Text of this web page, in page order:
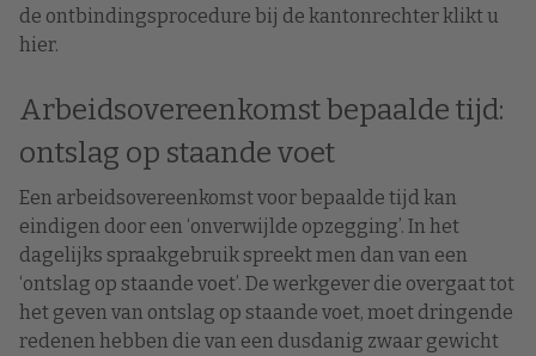
de ontbindingsprocedure bij de kantonrechter klikt u
hier.
Arbeidsovereenkomst bepaalde tijd:
ontslag op staande voet
Een arbeidsovereenkomst voor bepaalde tijd kan
eindigen door een ‘onverwijlde opzegging’. In het
dagelijks spraakgebruik spreekt men dan van een
‘ontslag op staande voet’. De werkgever die overgaat tot
het geven van ontslag op staande voet, moet dringende
redenen hebben die van een dusdanig zwaar gewicht